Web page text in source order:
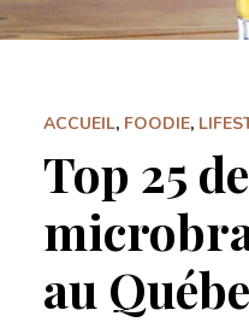
ACCUEIL, FOODIE,
Top 25
au